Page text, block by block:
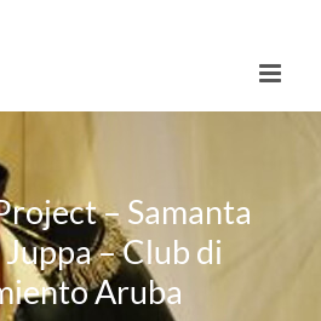
– Samanta
– Club di
Aruba